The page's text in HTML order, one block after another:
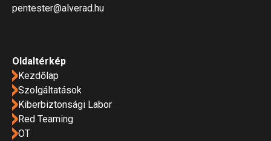
pentester@alverad.hu
Oldaltérkép
Kezdőlap
Szolgáltatások
Kiberbiztonsági Labor
Red Teaming
OT